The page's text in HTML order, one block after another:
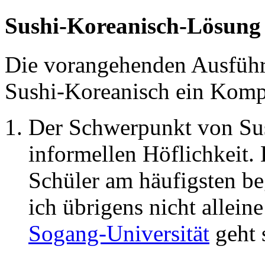
Sushi-Koreanisch-Lösung
Die vorangehenden
Sushi-Koreanisch ein
Der Schwerpunkt von
informellen Höflichkeit.
Schüler am häufigsten
ich übrigens nicht
Sogang-Universität geht